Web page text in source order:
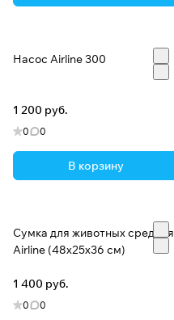
Насос Airline 300
1 200 руб.
0 0
В корзину
Сумка для животных средняя
Airline (48х25х36 см)
1 400 руб.
0 0